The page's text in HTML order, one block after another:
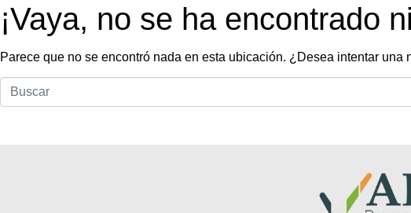
¡Vaya, no se ha encontrado
Parece que no se encontró nada en esta ubicación. ¿Desea intentar una